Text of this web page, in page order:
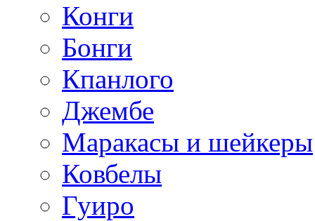
Конги
Бонги
Кпанлого
Джембе
Маракасы и шейкеры
Ковбелы
Гуиро